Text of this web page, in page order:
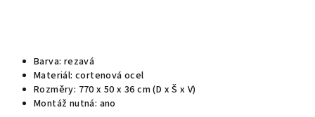
Barva: rezavá
Materiál: cortenová ocel
Rozměry: 770 x 50 x 36 cm (D x Š x V)
Montáž nutná: ano